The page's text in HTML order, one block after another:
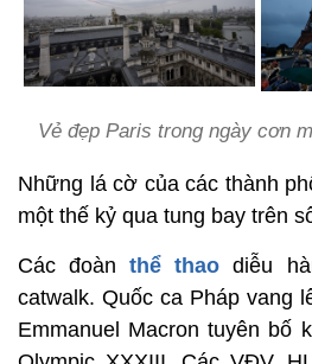
Vẻ đẹp Paris trong ngày cơn
Những lá cờ của các thành
một thế kỷ qua tung bay trên
Các đoànthể thao diễu
catwalk. Quốc ca Pháp vang
Emmanuel Macron tuyên bố